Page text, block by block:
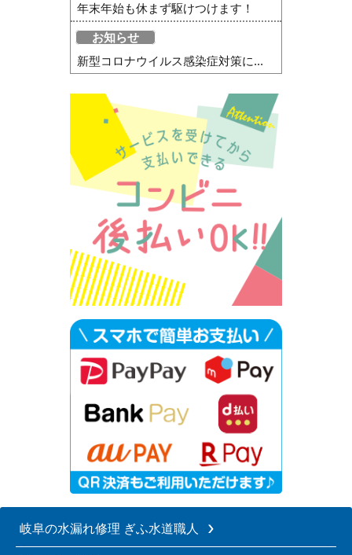
年末年始も休まず駆けつけます！
お知らせ
新型コロナウイルス感染症対策に...
岐阜の水漏れ修理 ぎふ水道職人